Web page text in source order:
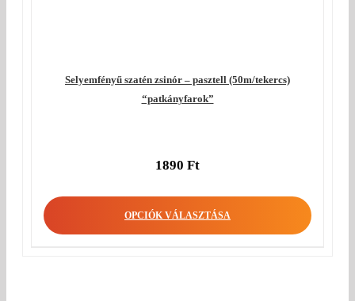
Selyemfényű szatén zsinór – pasztell (50m/tekercs)
“patkányfarok”
1890 Ft
OPCIÓK VÁLASZTÁSA